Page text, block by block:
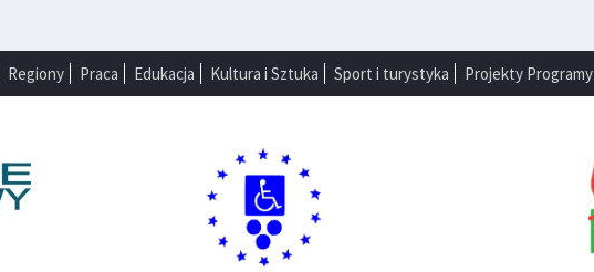
Regiony Praca Edukacja Kultura i Sztuka Sport i turystyka Projekty Programy